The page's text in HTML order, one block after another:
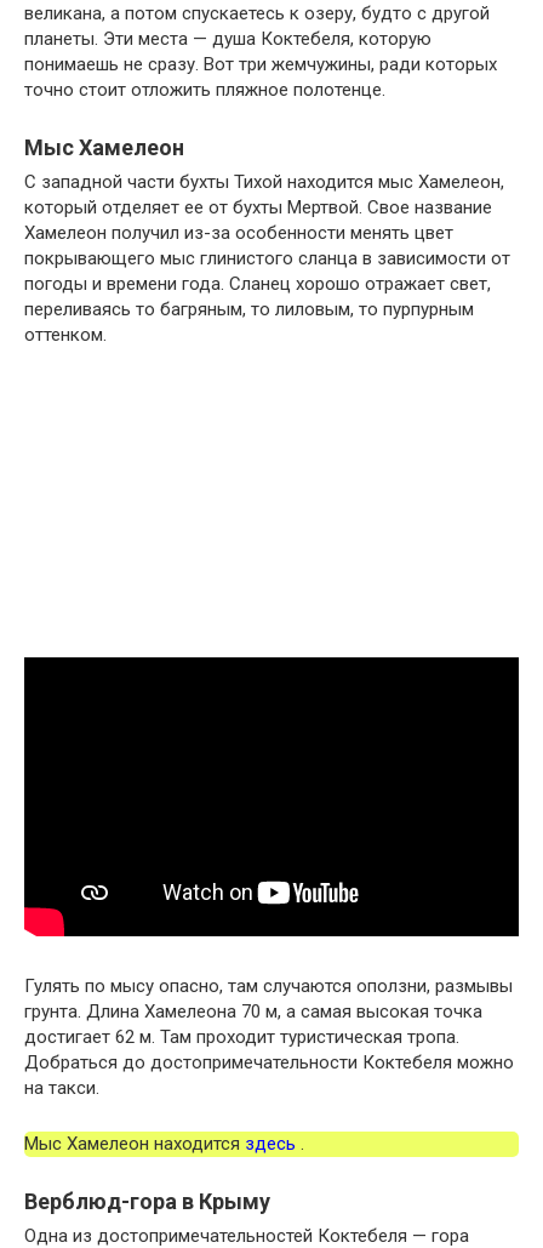
великана, а потом спускаетесь к озеру, будто с другой
планеты. Эти места — душа Коктебеля, которую
понимаешь не сразу. Вот три жемчужины, ради которых
точно стоит отложить пляжное полотенце.
Мыс Хамелеон
С западной части бухты Тихой находится мыс Хамелеон,
который отделяет ее от бухты Мертвой. Свое название
Хамелеон получил из-за особенности менять цвет
покрывающего мыс глинистого сланца в зависимости от
погоды и времени года. Сланец хорошо отражает свет,
переливаясь то багряным, то лиловым, то пурпурным
оттенком.
Гулять по мысу опасно, там случаются оползни, размывы
грунта. Длина Хамелеона 70 м, а самая высокая точка
достигает 62 м. Там проходит туристическая тропа.
Добраться до достопримечательности Коктебеля можно
на такси.
Мыс Хамелеон находится здесь .
Верблюд-гора в Крыму
Одна из достопримечательностей Коктебеля — гора